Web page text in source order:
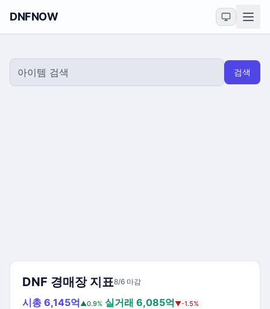
DNFNOW
검색
DNF 경매장 지표8/6 마감
시총 6,145억▲0.9% 실거래 6,085억▼-1.5%